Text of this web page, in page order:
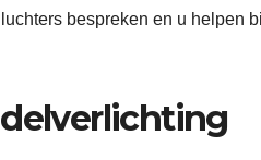
bespreken en u helpen